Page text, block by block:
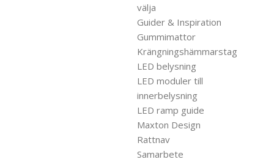
välja
Guider & Inspiration
Gummimattor
Krängningshämmarstag
LED belysning
LED moduler till
innerbelysning
LED ramp guide
Maxton Design
Rattnav
Samarbete